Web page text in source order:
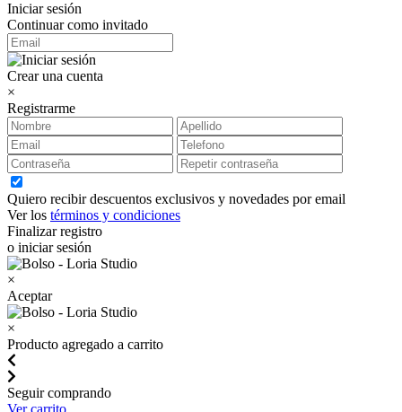
Iniciar sesión
Continuar como invitado
Crear una cuenta
×
Registrarme
Quiero recibir descuentos exclusivos y novedades por email
Ver los términos y condiciones
Finalizar registro
o iniciar sesión
×
Aceptar
×
Producto agregado a carrito
Seguir comprando
Ver carrito